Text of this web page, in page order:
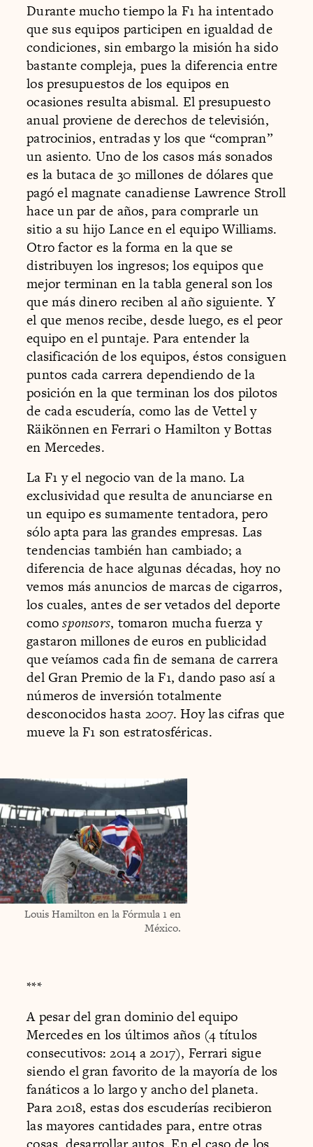
Durante mucho tiempo la F1 ha intentado
que sus equipos participen en igualdad de
condiciones, sin embargo la misión ha sido
bastante compleja, pues la diferencia entre
los presupuestos de los equipos en
ocasiones resulta abismal. El presupuesto
anual proviene de derechos de televisión,
patrocinios, entradas y los que “compran”
un asiento. Uno de los casos más sonados
es la butaca de 30 millones de dólares que
pagó el magnate canadiense Lawrence Stroll
hace un par de años, para comprarle un
sitio a su hijo Lance en el equipo Williams.
Otro factor es la forma en la que se
distribuyen los ingresos; los equipos que
mejor terminan en la tabla general son los
que más dinero reciben al año siguiente. Y
el que menos recibe, desde luego, es el peor
equipo en el puntaje. Para entender la
clasificación de los equipos, éstos consiguen
puntos cada carrera dependiendo de la
posición en la que terminan los dos pilotos
de cada escudería, como las de Vettel y
Räikönnen en Ferrari o Hamilton y Bottas
en Mercedes.
La F1 y el negocio van de la mano. La
exclusividad que resulta de anunciarse en
un equipo es sumamente tentadora, pero
sólo apta para las grandes empresas. Las
tendencias también han cambiado; a
diferencia de hace algunas décadas, hoy no
vemos más anuncios de marcas de cigarros,
los cuales, antes de ser vetados del deporte
comosponsors, tomaron mucha fuerza y
gastaron millones de euros en publicidad
que veíamos cada fin de semana de carrera
del Gran Premio de la F1, dando paso así a
números de inversión totalmente
desconocidos hasta 2007. Hoy las cifras que
mueve la F1 son estratosféricas.
Louis Hamilton en la Fórmula 1 en
México.
***
A pesar del gran dominio del equipo
Mercedes en los últimos años (4 títulos
consecutivos: 2014 a 2017), Ferrari sigue
siendo el gran favorito de la mayoría de los
fanáticos a lo largo y ancho del planeta.
Para 2018, estas dos escuderías recibieron
las mayores cantidades para, entre otras